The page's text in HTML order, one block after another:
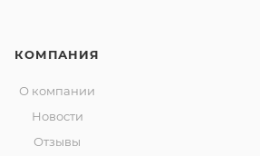
КОМПАНИЯ
О компании
Новости
Отзывы